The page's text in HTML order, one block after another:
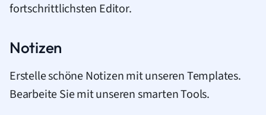
fortschrittlichsten Editor.
Notizen
Erstelle schöne Notizen mit unseren Templates.
Bearbeite Sie mit unseren smarten Tools.